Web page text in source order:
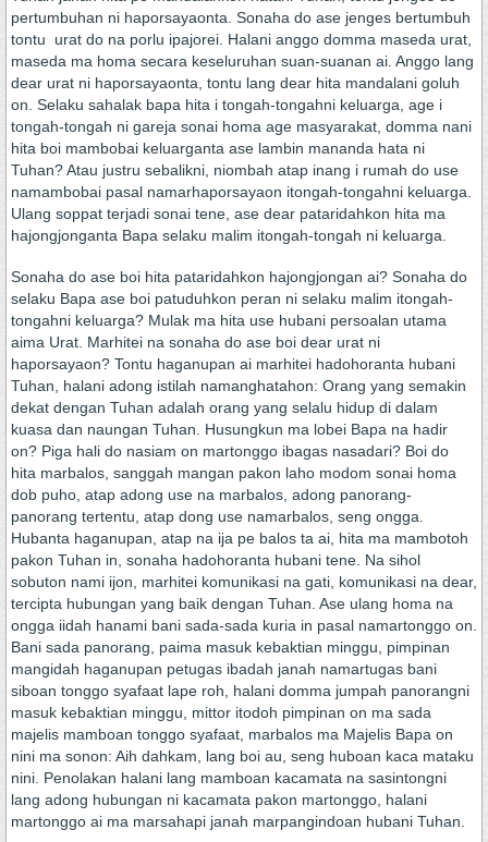
pertumbuhan ni haporsayaonta. Sonaha do ase jenges bertumbuh
tontu urat do na porlu ipajorei. Halani anggo domma maseda urat,
maseda ma homa secara keseluruhan suan-suanan ai. Anggo lang
dear urat ni haporsayaonta, tontu lang dear hita mandalani goluh
on. Selaku sahalak bapa hita i tongah-tongahni keluarga, age i
tongah-tongah ni gareja sonai homa age masyarakat, domma nani
hita boi mambobai keluarganta ase lambin mananda hata ni
Tuhan? Atau justru sebalikni, niombah atap inang i rumah do use
namambobai pasal namarhaporsayaon itongah-tongahni keluarga.
Ulang soppat terjadi sonai tene, ase dear pataridahkon hita ma
hajongjonganta Bapa selaku malim itongah-tongah ni keluarga.
Sonaha do ase boi hita pataridahkon hajongjongan ai? Sonaha do
selaku Bapa ase boi patuduhkon peran ni selaku malim itongah-
tongahni keluarga? Mulak ma hita use hubani persoalan utama
aima Urat. Marhitei na sonaha do ase boi dear urat ni
haporsayaon? Tontu haganupan ai marhitei hadohoranta hubani
Tuhan, halani adong istilah namanghatahon: Orang yang semakin
dekat dengan Tuhan adalah orang yang selalu hidup di dalam
kuasa dan naungan Tuhan. Husungkun ma lobei Bapa na hadir
on? Piga hali do nasiam on martonggo ibagas nasadari? Boi do
hita marbalos, sanggah mangan pakon laho modom sonai homa
dob puho, atap adong use na marbalos, adong panorang-
panorang tertentu, atap dong use namarbalos, seng ongga.
Hubanta haganupan, atap na ija pe balos ta ai, hita ma mambotoh
pakon Tuhan in, sonaha hadohoranta hubani tene. Na sihol
sobuton nami ijon, marhitei komunikasi na gati, komunikasi na dear,
tercipta hubungan yang baik dengan Tuhan. Ase ulang homa na
ongga iidah hanami bani sada-sada kuria in pasal namartonggo on.
Bani sada panorang, paima masuk kebaktian minggu, pimpinan
mangidah haganupan petugas ibadah janah namartugas bani
siboan tonggo syafaat lape roh, halani domma jumpah panorangni
masuk kebaktian minggu, mittor itodoh pimpinan on ma sada
majelis mamboan tonggo syafaat, marbalos ma Majelis Bapa on
nini ma sonon: Aih dahkam, lang boi au, seng huboan kaca mataku
nini. Penolakan halani lang mamboan kacamata na sasintongni
lang adong hubungan ni kacamata pakon martonggo, halani
martonggo ai ma marsahapi janah marpangindoan hubani Tuhan.